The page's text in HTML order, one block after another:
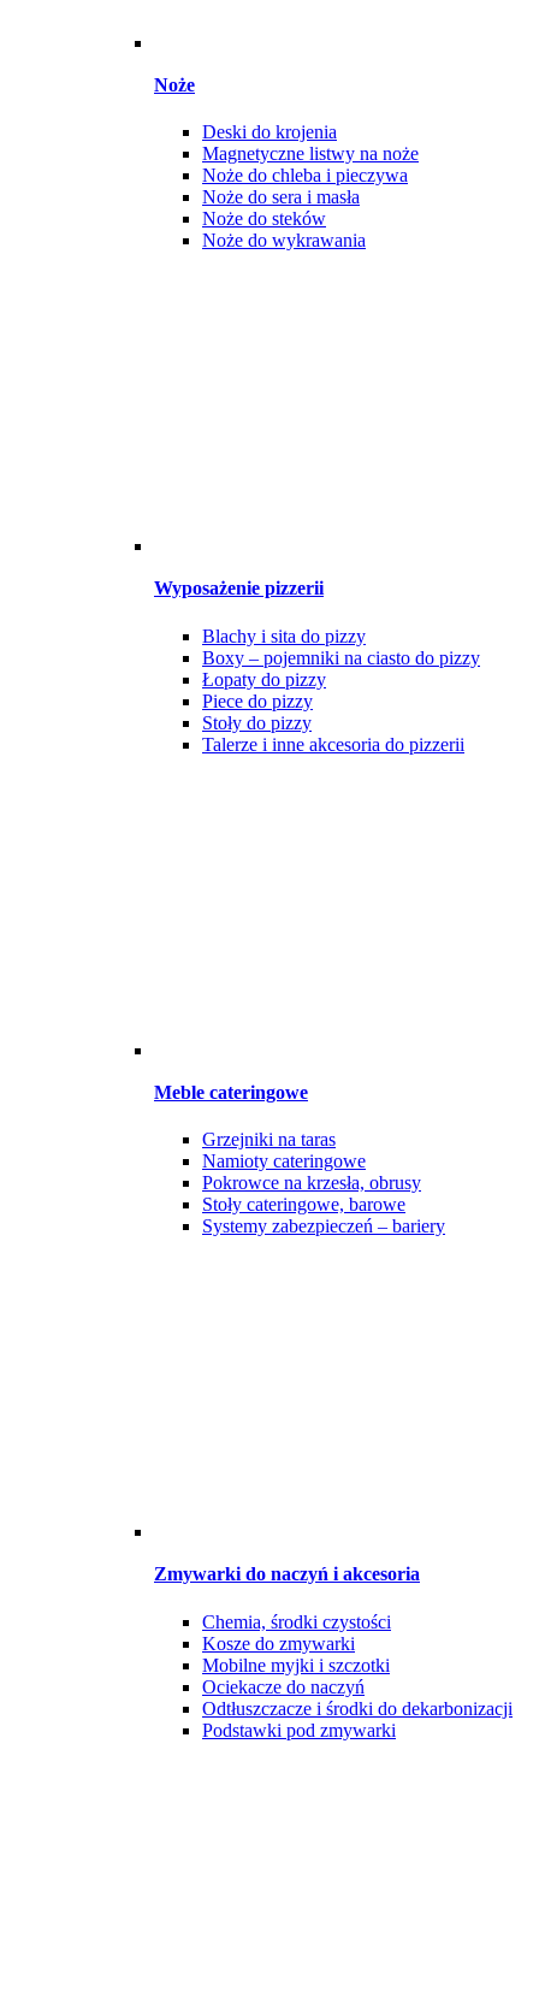
Noże
Deski do krojenia
Magnetyczne listwy na noże
Noże do chleba i pieczywa
Noże do sera i masła
Noże do steków
Noże do wykrawania
Wyposażenie pizzerii
Blachy i sita do pizzy
Boxy – pojemniki na ciasto do pizzy
Łopaty do pizzy
Piece do pizzy
Stoły do pizzy
Talerze i inne akcesoria do pizzerii
Meble cateringowe
Grzejniki na taras
Namioty cateringowe
Pokrowce na krzesła, obrusy
Stoły cateringowe, barowe
Systemy zabezpieczeń – bariery
Zmywarki do naczyń i akcesoria
Chemia, środki czystości
Kosze do zmywarki
Mobilne myjki i szczotki
Ociekacze do naczyń
Odtłuszczacze i środki do dekarbonizacji
Podstawki pod zmywarki